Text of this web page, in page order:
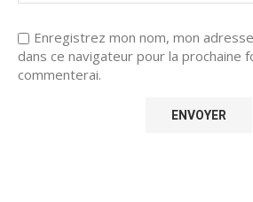
Enregistrez mon nom, mon
dans ce navigateur pour la prochaine
commenterai.